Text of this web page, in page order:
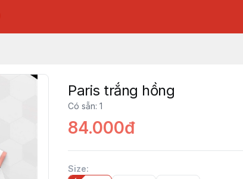
Paris trắng hồng
Có sẵn: 1
84.000đ
Size: